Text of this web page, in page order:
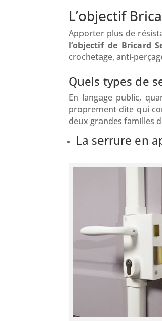
L’objectif
Apporter plus de
l’objectif de Bricard
crochetage, anti-
Quels types de
En langage public,
proprement dite qui
deux grandes familles
La serrure en